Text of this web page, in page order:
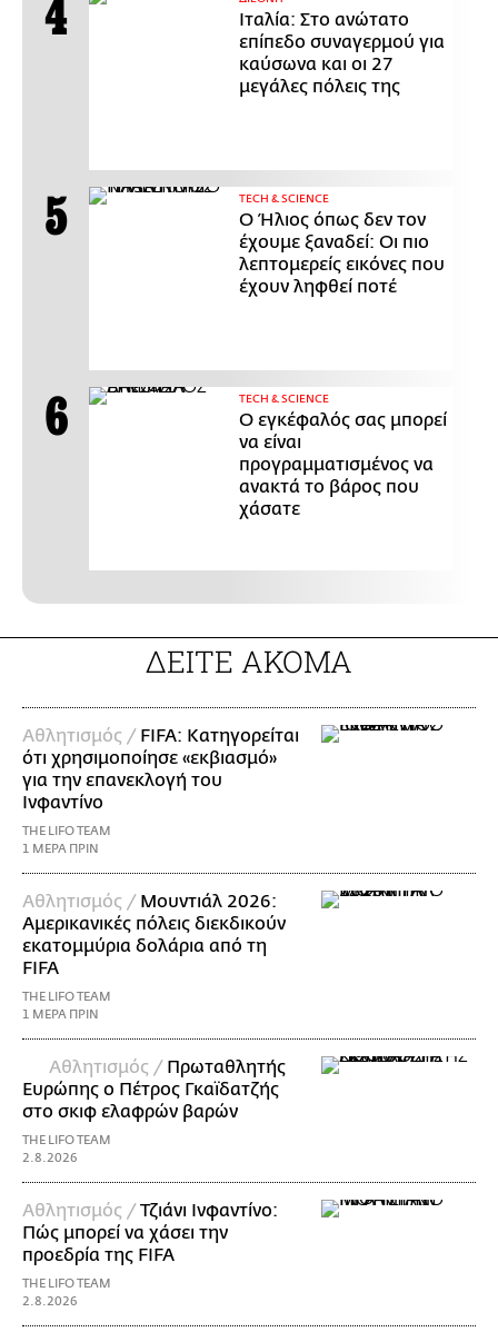
Ιταλία: Στο ανώτατο
επίπεδο συναγερμού για
καύσωνα και οι 27
μεγάλες πόλεις της
ΤECH & SCIENCE
Ο Ήλιος όπως δεν τον
έχουμε ξαναδεί: Οι πιο
λεπτομερείς εικόνες που
έχουν ληφθεί ποτέ
ΤECH & SCIENCE
Ο εγκέφαλός σας μπορεί
να είναι
προγραμματισμένος να
ανακτά το βάρος που
χάσατε
ΔΕΙΤΕ ΑΚΟΜΑ
Αθλητισμός / FIFA: Κατηγορείται
ότι χρησιμοποίησε «εκβιασμό»
για την επανεκλογή του
Ινφαντίνο
THE LIFO TEAM
1 ΜΕΡΑ ΠΡΙΝ
Αθλητισμός / Μουντιάλ 2026:
Αμερικανικές πόλεις διεκδικούν
εκατομμύρια δολάρια από τη
FIFA
THE LIFO TEAM
1 ΜΕΡΑ ΠΡΙΝ
Αθλητισμός / Πρωταθλητής
Ευρώπης ο Πέτρος Γκαϊδατζής
στο σκιφ ελαφρών βαρών
THE LIFO TEAM
2.8.2026
Αθλητισμός /Τζιάνι Ινφαντίνο:
Πώς μπορεί να χάσει την
προεδρία της FIFA
THE LIFO TEAM
2.8.2026